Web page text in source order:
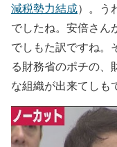
減税勢力結成）。う
でしたね。安倍さん
でしもた訳ですね。
る財務省のポチの、
な組織が出来てしも